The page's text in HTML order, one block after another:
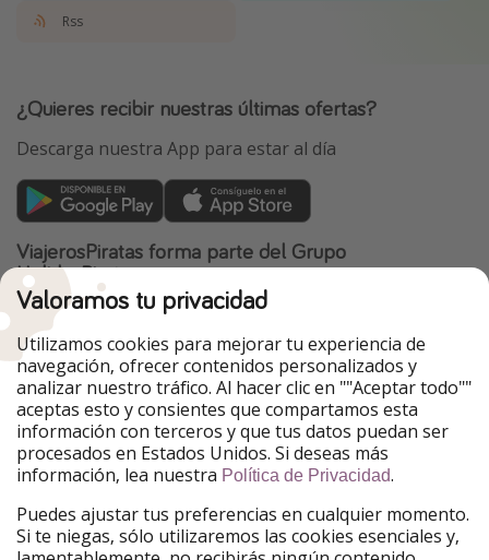
Rss
¿Quieres recibir nuestras últimas ofertas?
Descarga nuestra App para estar al día
ViajerosPiratas forma parte del Grupo
HolidayPirates
Nuestros mercados
PiratinViaggio
HolidayPirates
VakantiePiraten
WakacyjniPiraci
VoyagesPirates
Ferienpiraten
Urlaubspiraten
Urlaubspiraten
TravelPirates
Nuestro grupo
HolidayPirates Group
Conócenos mejor Información legal
Valoramos tu privacidad
Utilizamos cookies para mejorar tu experiencia de
navegación, ofrecer contenidos personalizados y
analizar nuestro tráfico. Al hacer clic en ""Aceptar todo""
aceptas esto y consientes que compartamos esta
información con terceros y que tus datos puedan ser
procesados en Estados Unidos. Si deseas más
información, lea nuestra Política de Privacidad.
Puedes ajustar tus preferencias en cualquier momento.
Si te niegas, sólo utilizaremos las cookies esenciales y,